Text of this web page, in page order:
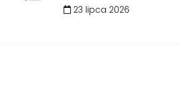
23 lipca 2026